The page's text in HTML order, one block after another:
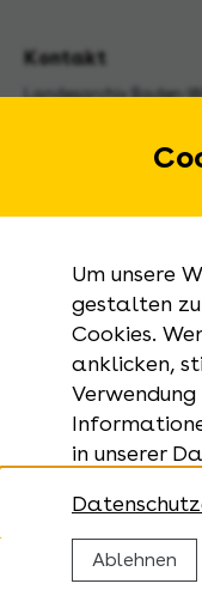
Um unsere
gestalten
Cookies.
anklicken,
in unserer
Ablehnen
Kontakt
Landesarchiv Baden-
+49 711 212-4272
Anfragen zu Archivgut:
+49 711 335075-555
Telefax:
+49 711 212-4283